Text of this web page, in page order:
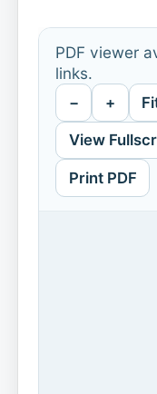
PDF viewer
links.
− +
View
Print PDF